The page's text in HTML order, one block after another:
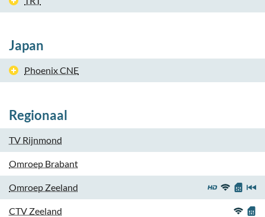
Japan
Phoenix CNE
Regionaal
TV Rijnmond
Omroep Brabant
Omroep Zeeland
CTV Zeeland